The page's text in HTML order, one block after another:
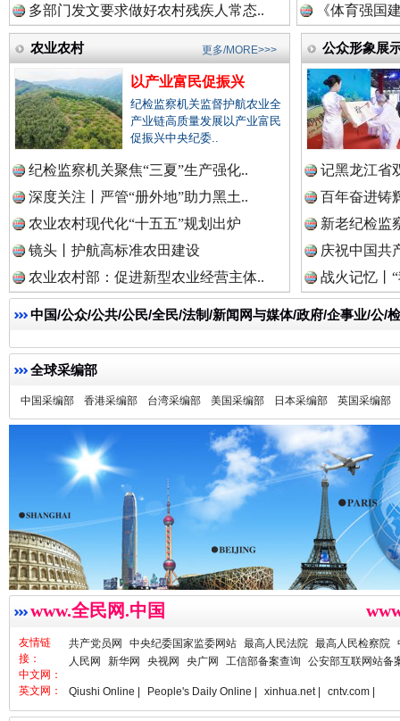
雄关漫道展新颜 “
春天里的科技盛宴
多部门发文要求做好农村残疾人常态..
《体育强国
农业农村
以产业富民促振兴
纪检监察机关监督护航农业全
产业链高质量发展以产业富民
促振兴中央纪委..
纪检监察机关聚焦“三夏”生产强化..
深度关注丨严管“册外地”助力黑土..
农业农村现代化“十五五”规划出炉
镜头丨护航高标准农田建设
农业农村部：促进新型农业经营主体..
更多/MORE>>> 公众形象展
记黑龙江省
百年奋进铸
新老纪检监
庆祝中国共
战火记忆丨
中国/公众/公共/公民/全民/法制/新闻网与媒体/政府/企事业/公/
全球采编部
中国采编部 香港采编部 台湾采编部 美国采编部 日本采编部 英国采编部
www.全民网.中国
友情链
接：
中文网：
共产党员网 中央纪委国家监委网站 最高人民法院 最高人民检察院
人民网
新华网 央视网 央广网 工信部备案查询 公安部互联网站备
英文网： Qiushi Online | People's Daily Online | xinhua.net | cntv.com |